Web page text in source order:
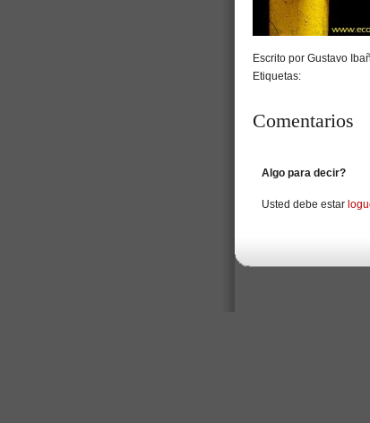
Escrito por Gustavo
Etiquetas:
Comentarios
Algo para decir?
Usted debe estar